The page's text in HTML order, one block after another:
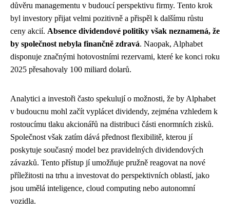
důvěru managementu v budoucí perspektivu firmy. Tento krok
byl investory přijat velmi pozitivně a přispěl k dalšímu růstu
ceny akcií. Absence dividendové politiky však neznamená, že
by společnost nebyla finančně zdravá. Naopak, Alphabet
disponuje značnými hotovostními rezervami, které ke konci roku
2025 přesahovaly 100 miliard dolarů.
Analytici a investoři často spekulují o možnosti, že by Alphabet
v budoucnu mohl začít vyplácet dividendy, zejména vzhledem k
rostoucímu tlaku akcionářů na distribuci části enormních zisků.
Společnost však zatím dává přednost flexibilitě, kterou jí
poskytuje současný model bez pravidelných dividendových
závazků. Tento přístup jí umožňuje pružně reagovat na nové
příležitosti na trhu a investovat do perspektivních oblastí, jako
jsou umělá inteligence, cloud computing nebo autonomní
vozidla.